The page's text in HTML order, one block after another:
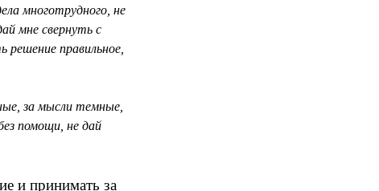
многотрудного, не
мне свернуть с
правильное,
за мысли темные,
помощи, не дай
и принимать за